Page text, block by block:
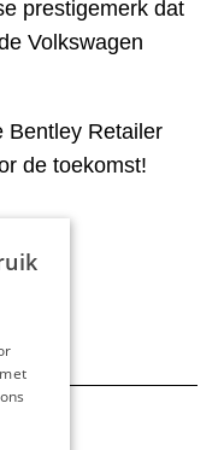
prestigemerk dat
Volkswagen
Bentley Retailer
de toekomst!